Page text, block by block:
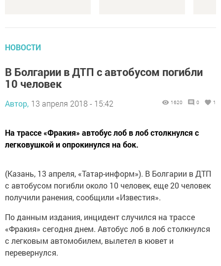
НОВОСТИ
В Болгарии в ДТП с автобусом погибли
10 человек
Автор, 13 апреля 2018 - 15:42 1620 0 1
На трассе «Фракия» автобус лоб в лоб столкнулся с
легковушкой и опрокинулся на бок.
(Казань, 13 апреля, «Татар-информ»). В Болгарии в ДТП
с автобусом погибли около 10 человек, еще 20 человек
получили ранения, сообщили «Известия».
По данным издания, инцидент случился на трассе
«Фракия» сегодня днем. Автобус лоб в лоб столкнулся
с легковым автомобилем, вылетел в кювет и
перевернулся.